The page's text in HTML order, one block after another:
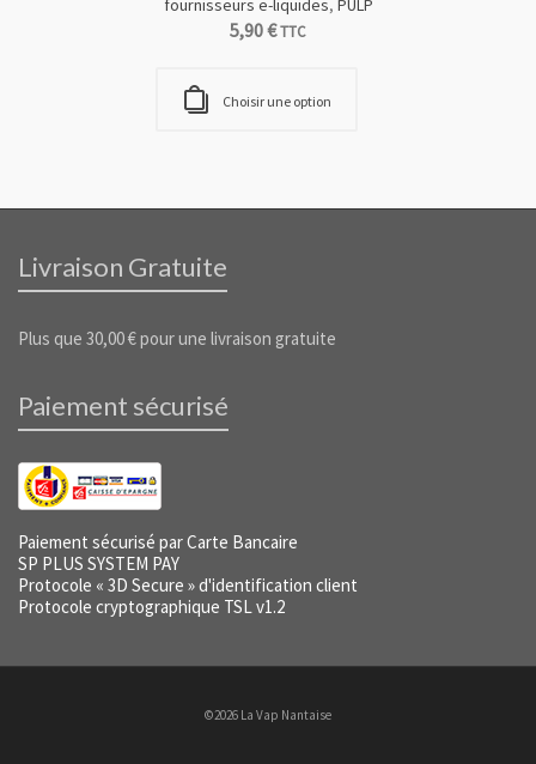
fournisseurs e-liquides, PULP
5,90€TTC
Choisir une option
Livraison Gratuite
Plus que 30,00€pour une livraison gratuite
Paiement sécurisé
Paiement sécurisé par Carte Bancaire
SP PLUS SYSTEM PAY
Protocole « 3D Secure » d'identification client
Protocole cryptographique TSL v1.2
©2026 La Vap Nantaise